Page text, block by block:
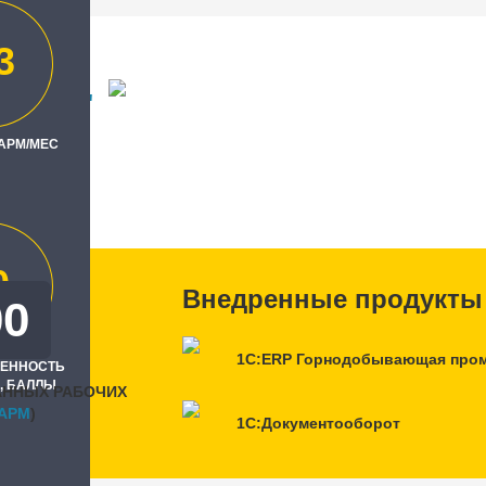
МЕС
БАЛЛЫРАБОЧИХ
)
Внедренные продукты
1С:ERP Горнодобывающая
1С:Документооборот